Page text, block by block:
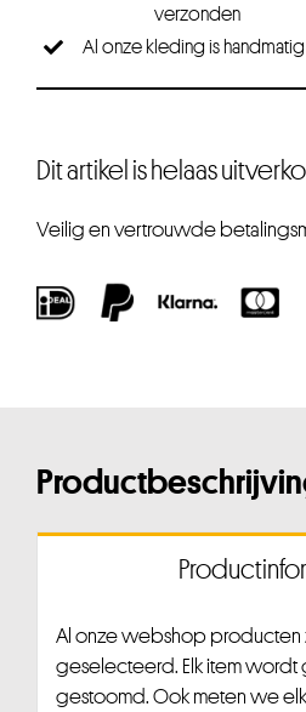
verzonden
Al onze kleding is
Dit artikel is helaas
Veilig en vertrouwde
Al onze webshop producten
geselecteerd. Elk item
gestoomd. Ook meten we